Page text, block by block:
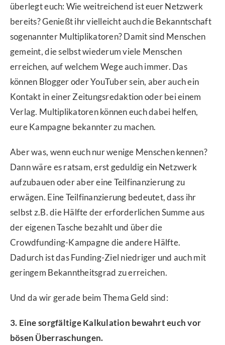
überlegt euch: Wie weitreichend ist euer Netzwerk
bereits? Genießt ihr vielleicht auch die Bekanntschaft
sogenannter Multiplikatoren? Damit sind Menschen
gemeint, die selbst wiederum viele Menschen
erreichen, auf welchem Wege auch immer. Das
können Blogger oder YouTuber sein, aber auch ein
Kontakt in einer Zeitungsredaktion oder bei einem
Verlag. Multiplikatoren können euch dabei helfen,
eure Kampagne bekannter zu machen.
Aber was, wenn euch nur wenige Menschen kennen?
Dann wäre es ratsam, erst geduldig ein Netzwerk
aufzubauen oder aber eine Teilfinanzierung zu
erwägen. Eine Teilfinanzierung bedeutet, dass ihr
selbst z.B. die Hälfte der erforderlichen Summe aus
der eigenen Tasche bezahlt und über die
Crowdfunding-Kampagne die andere Hälfte.
Dadurch ist das Funding-Ziel niedriger und auch mit
geringem Bekanntheitsgrad zu erreichen.
Und da wir gerade beim Thema Geld sind:
3. Eine sorgfältige Kalkulation bewahrt euch vor
bösen Überraschungen.